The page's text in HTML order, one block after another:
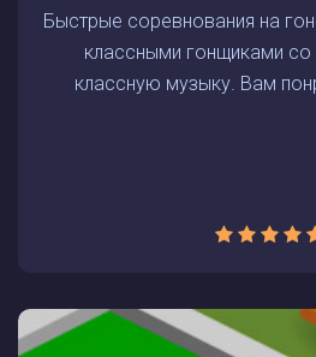
Быстрые соревнования на
классными гонщиками
классную музыку. Вам